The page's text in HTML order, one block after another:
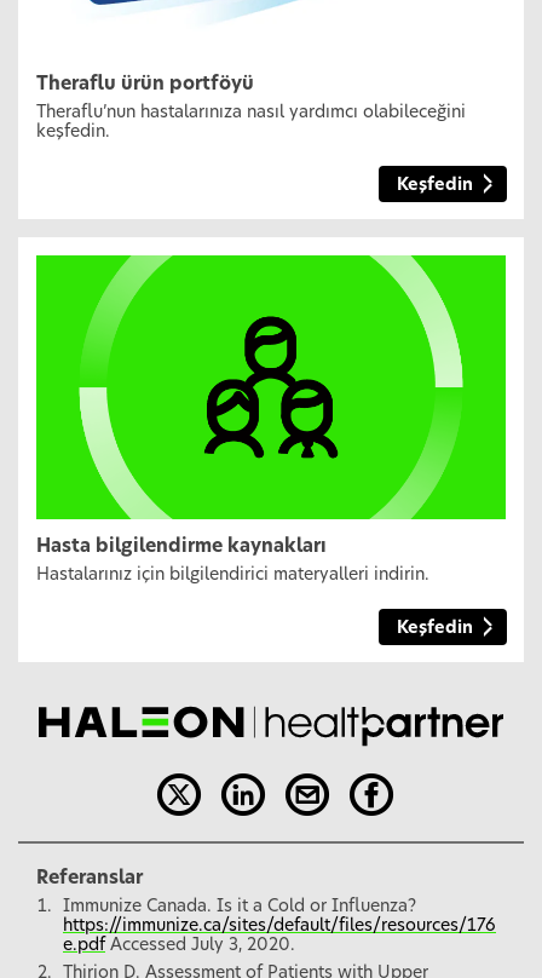
Theraflu ürün portföyü
Theraflu’nun hastalarınıza nasıl yardımcı olabileceğini
keşfedin.
Keşfedin
Hasta bilgilendirme kaynakları
Hastalarınız için bilgilendirici materyalleri indirin.
Keşfedin
Referanslar
Immunize Canada. Is it a Cold or Influenza?
https://immunize.ca/sites/default/files/resources/176
e.pdf Accessed July 3, 2020.
Thirion D. Assessment of Patients with Upper